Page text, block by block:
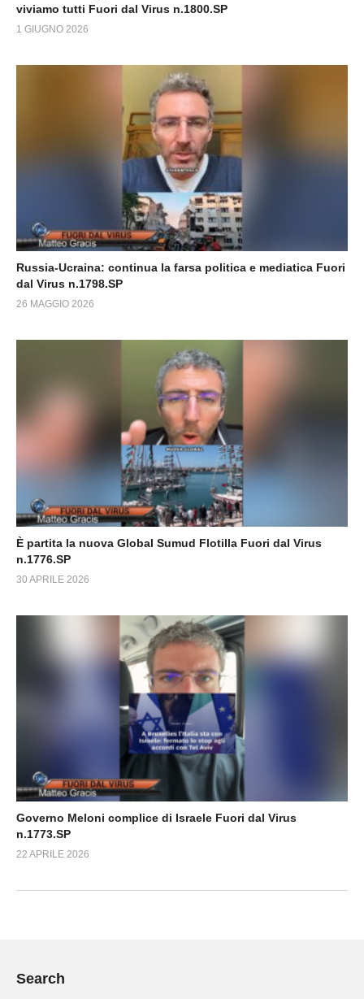
viviamo tutti Fuori dal Virus n.1800.SP
1 GIUGNO 2026
Russia-Ucraina: continua la farsa politica e mediatica Fuori
dal Virus n.1798.SP
26 MAGGIO 2026
È partita la nuova Global Sumud Flotilla Fuori dal Virus
n.1776.SP
30 APRILE 2026
Governo Meloni complice di Israele Fuori dal Virus
n.1773.SP
22 APRILE 2026
Search